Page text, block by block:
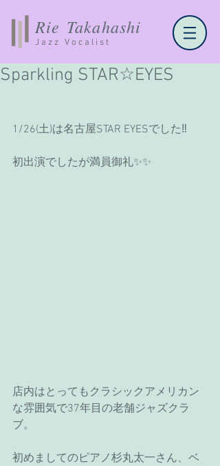
Rie Takahashi
Jazz Vocalist
Sparkling STAR☆EYES
1/26(土)は名古屋STAR EYESでした‼️
初出演でしたが満員御礼✨✨
店内はとってもクラシックアメリカン
な雰囲気で37年目の老舗ジャズクラ
ブ。
初めましてのピアノ杉丸太一さん、ベ